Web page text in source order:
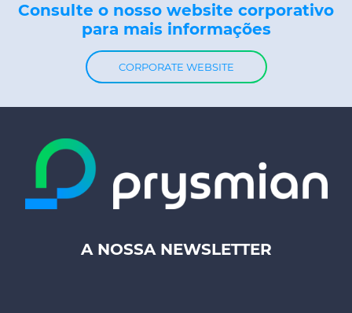
Consulte o nosso website corporativo
para mais informações
CORPORATE WEBSITE
FooterA NOSSA NEWSLETTER